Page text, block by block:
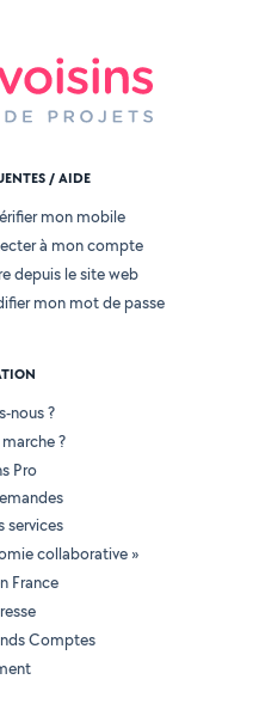
/ AIDE
mon mobile
à mon compte
depuis le site web
mon mot de passe
nous ?
?
Pro
services
collaborative »
France
Comptes